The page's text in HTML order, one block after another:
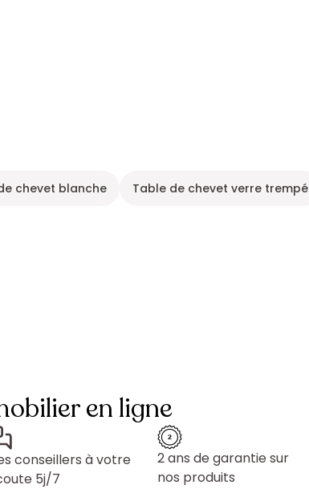
chevet blanche Table de chevet verre trempé
en ligne
conseillers à votre
5j/7
2 ans de garantie sur
nos produits